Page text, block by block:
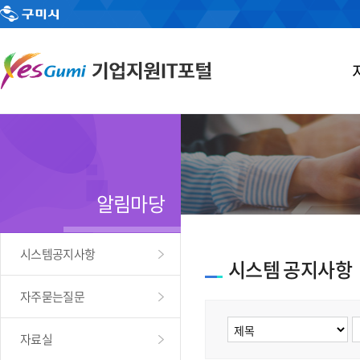
알림마당
시스템공지사항
자주묻는질문
자료실
시스템 공지사항